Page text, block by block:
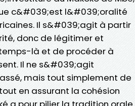
c&#039;est l&#039;oralité
Il s&#039;agit à partir
donc de légitimer et
là et de procéder à
Il ne s&#039;agit
mais tout simplement de
en assurant la cohésion